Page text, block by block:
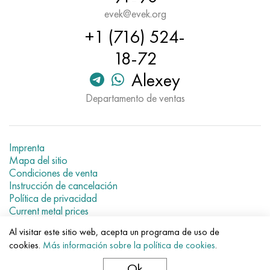
evek@evek.org
+1 (716) 524-
18-72
Alexey
Departamento de ventas
Imprenta
Mapa del sitio
Condiciones de venta
Instrucción de cancelación
Política de privacidad
Current metal prices
© 2007–2026 «Evek GmbH»
El uso de los materiales de la web sin enlaces directos para el
Al visitar este sitio web, acepta un programa de uso de
cookies. Más información sobre la política de cookies.
udimet 500
udimet 720
40XFA, 1.7223, AISI 4142
45HN2MFA, k2425, 45hnmf
A40G, 44smn28, 1.0762, 46s20